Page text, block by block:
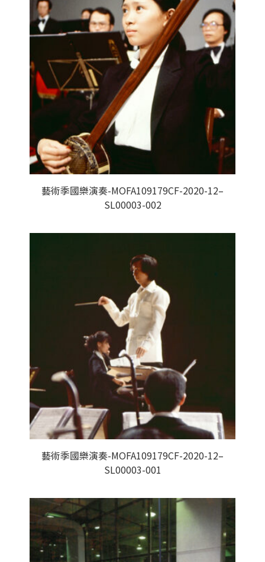
藝術季國樂演奏-MOFA109179CF-2020-12–
SL00003-002
藝術季國樂演奏-MOFA109179CF-2020-12–
SL00003-001